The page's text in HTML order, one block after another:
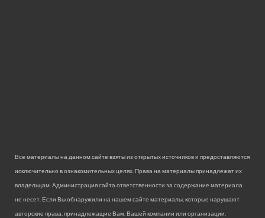
Все материалы на данном сайте взяты из открытых источников и предоставляются
исключительно в ознакомительных целях. Права на материалы принадлежат их
владельцам. Администрация сайта ответственности за содержание материала
не несет. Если Вы обнаружили на нашем сайте материалы, которые нарушают
авторские права, принадлежащие Вам, Вашей компании или организации,